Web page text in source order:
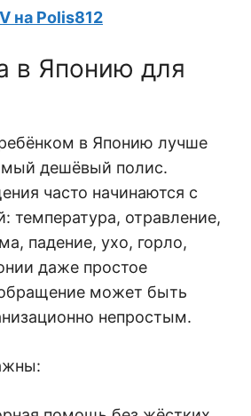
на Polis812
в Японию для
в Японию лучше
дешёвый полис.
часто начинаются с
температура, отравление,
падение, ухо, горло,
даже простое
может быть
непростым.